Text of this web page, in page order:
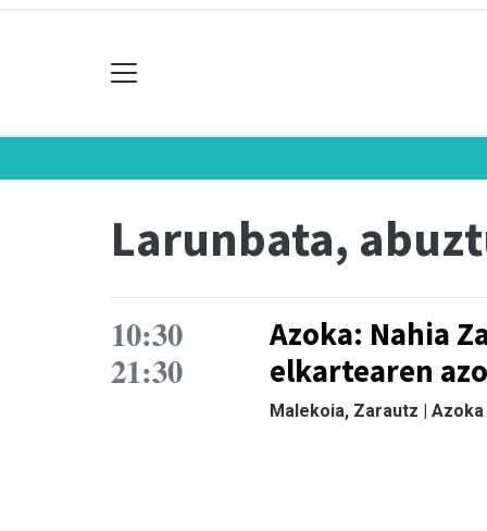
Larunbata,
10:30
21:30
Azoka: Nahia
elkartearen
Malekoia, Zarautz | Azoka